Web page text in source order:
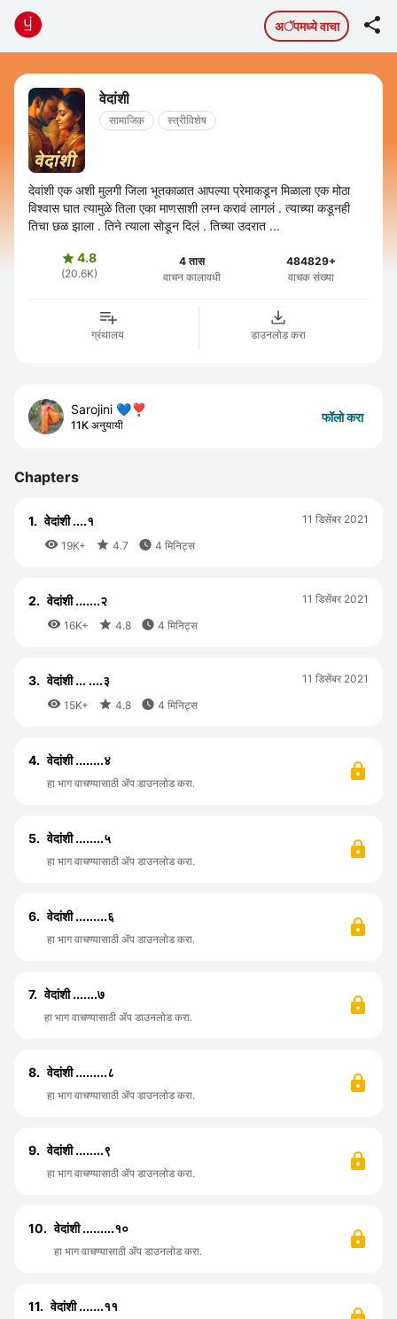
अॅपमध्ये वाचा 
वेदांशी
सामाजिक स्त्रीविशेष
देवांशी एक अशी मुलगी जिला भूतकाळात आपल्या प्रेमाकडून मिळाला एक मोठा
विश्वास घात त्यामुळे तिला एका माणसाशी लग्न करावं लागलं . त्याच्या कडूनही
तिचा छळ झाला . तिने त्याला सोडून दिलं . तिच्या उदरात ...
4.8
(20.6K)
4 तास
वाचन कालावधी
484829+
वाचक संख्या
ग्रंथालय डाउनलोड करा
Sarojini 💙❣️
11K अनुयायी
फॉलो करा
Chapters
1. वेदांशी ....१
 19K+  4.7  4 मिनिट्स
11 डिसेंबर 2021
2. वेदांशी .......२
 16K+  4.8  4 मिनिट्स
11 डिसेंबर 2021
3. वेदांशी ... ....३
 15K+  4.8  4 मिनिट्स
11 डिसेंबर 2021
4. वेदांशी ........४
हा भाग वाचण्यासाठी ॲप डाउनलोड करा.
5. वेदांशी ........५
हा भाग वाचण्यासाठी ॲप डाउनलोड करा.
6. वेदांशी .........६
हा भाग वाचण्यासाठी ॲप डाउनलोड करा.
7. वेदांशी .......७
हा भाग वाचण्यासाठी ॲप डाउनलोड करा.
8. वेदांशी .........८
हा भाग वाचण्यासाठी ॲप डाउनलोड करा.
9. वेदांशी ........९
हा भाग वाचण्यासाठी ॲप डाउनलोड करा.
10. वेदांशी .........१०
हा भाग वाचण्यासाठी ॲप डाउनलोड करा.
11. वेदांशी .......११